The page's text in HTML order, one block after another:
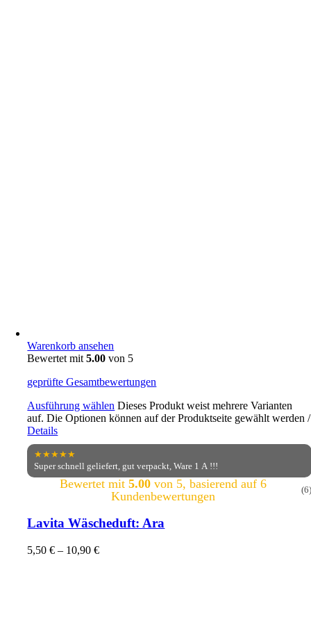
Warenkorb ansehen
Bewertet mit5.00 von 5
geprüfte Gesamtbewertungen
Ausführung wählen Dieses Produkt weist mehrere Varianten
auf. Die Optionen können auf der Produktseite gewählt werden/
Details
★★★★★
Super schnell geliefert, gut verpackt, Ware 1 A !!!
Bewertet mit 5.00von 5, basierend auf 6
Kundenbewertungen
(6)
Lavita Wäscheduft: Ara
5,50€ – 10,90€